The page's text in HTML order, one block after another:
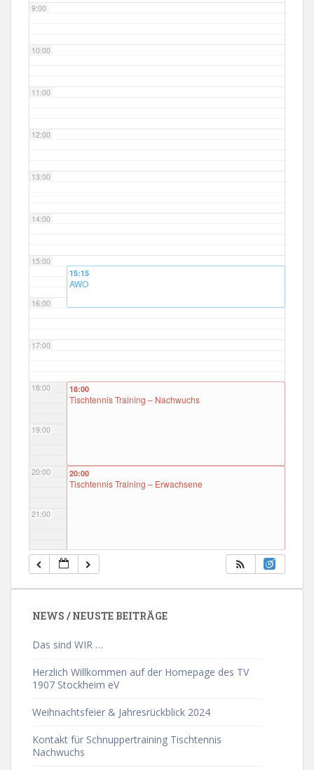
9:00
10:00
11:00
12:00
13:00
14:00
15:00
16:00
17:00
18:00
19:00
20:00
21:00
22:00
15:15
AWO
18:00
Tischtennis Training – Nachwuchs
20:00
Tischtennis Training – Erwachsene
NEWS / NEUSTE BEITRÄGE
Das sind WIR …
Herzlich Willkommen auf der Homepage des TV
1907 Stockheim eV
Weihnachtsfeier & Jahresrückblick 2024
Kontakt für Schnuppertraining Tischtennis
Nachwuchs